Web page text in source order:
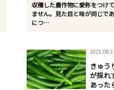
収穫した農作物に愛称をつけ
ません。見た目と味が同じで
につ…
きゅう
が採れ
あった